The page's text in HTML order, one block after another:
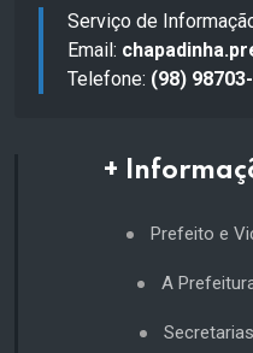
Serviço de
Email:
Telefone: (98)
+
Prefeito e
A
Secretarias